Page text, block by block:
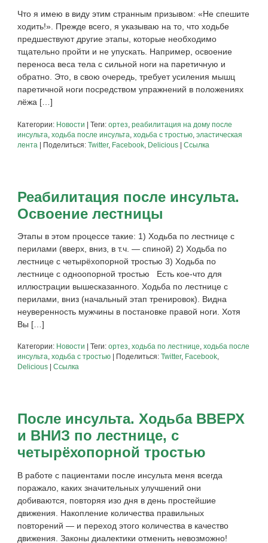
Что я имею в виду этим странным призывом: «Не спешите
ходить!». Прежде всего, я указываю на то, что ходьбе
предшествуют другие этапы, которые необходимо
тщательно пройти и не упускать. Например, освоение
переноса веса тела с сильной ноги на паретичную и
обратно. Это, в свою очередь, требует усиления мышц
паретичной ноги посредством упражнений в положениях
лёжа […]
Категории: Новости | Теги: ортез реабилитация на дому после
инсульта ходьба после инсульта ходьба с тростью, эластическая
лента | Поделиться: Twitter, Facebook, Delicious| Ссылка
Реабилитация после инсульта.
Освоение лестницы
Этапы в этом процессе такие: 1) Ходьба по лестнице с
перилами (вверх, вниз, в т.ч. — спиной) 2) Ходьба по
лестнице с четырёхопорной тростью 3) Ходьба по
лестнице с одноопорной тростью Есть кое-что для
иллюстрации вышесказанного. Ходьба по лестнице с
перилами, вниз (начальный этап тренировок). Видна
неуверенность мужчины в постановке правой ноги. Хотя
Вы […]
Категории: Новости | Теги: ортез ходьба по лестнице ходьба после
инсульта ходьба с тростью| Поделиться: Twitter, Facebook,
Delicious| Ссылка
После инсульта. Ходьба ВВЕРХ
и ВНИЗ по лестнице, с
четырёхопорной тростью
В работе с пациентами после инсульта меня всегда
поражало, каких значительных улучшений они
добиваются, повторяя изо дня в день простейшие
движения. Накопление количества правильных
повторений — и переход этого количества в качество
движения. Законы диалектики отменить невозможно!